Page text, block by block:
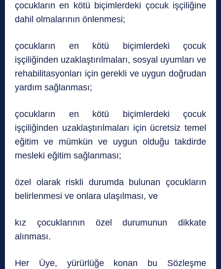
çocukların en kötü biçimlerdeki çocuk işçiliğine
dahil olmalarının önlenmesi;
çocukların en kötü biçimlerdeki çocuk
işçiliğinden uzaklaştırılmaları, sosyal uyumları ve
rehabilitasyonları için gerekli ve uygun doğrudan
yardım sağlanması;
çocukların en kötü biçimlerdeki çocuk
işçiliğinden uzaklaştırılmaları için ücretsiz temel
eğitim ve mümkün ve uygun olduğu takdirde
mesleki eğitim sağlanması;
özel olarak riskli durumda bulunan çocukların
belirlenmesi ve onlara ulaşılması, ve
kız çocuklarının özel durumunun dikkate
alınması.
Her Üye, yürürlüğe konan bu Sözleşme